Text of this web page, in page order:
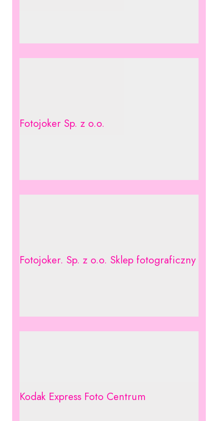
Fotojoker Sp. z o.o.
Fotojoker. Sp. z o.o. Sklep fotograficzny
Kodak Express Foto Centrum